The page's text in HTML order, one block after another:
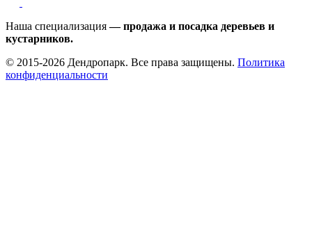
Наша специализация— продажа и посадка деревьев и
кустарников.
© 2015-2026 Дендропарк. Все права защищены. Политика
конфиденциальности